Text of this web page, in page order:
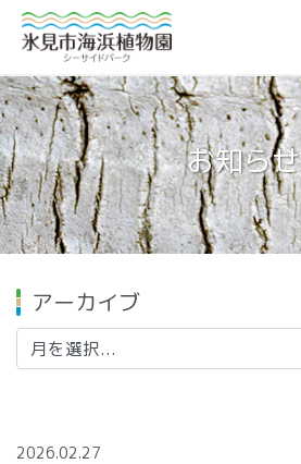
お知らせ
2026.02.27
アーカイブ